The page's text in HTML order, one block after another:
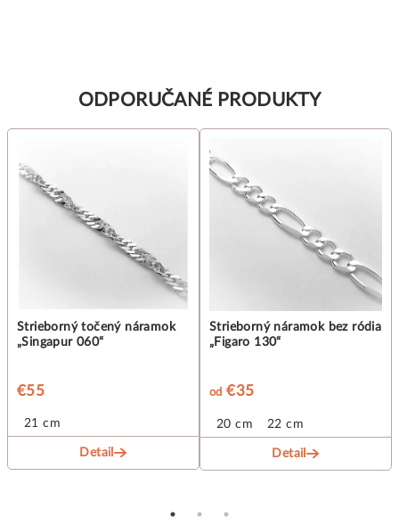
ODPORUČANÉ PRODUKTY
Strieborný točený náramok
„Singapur 060“
€55
21 cm
Detail
Strieborný náramok bez ródia
„Figaro 130“
od €35
20 cm 22 cm
Detail